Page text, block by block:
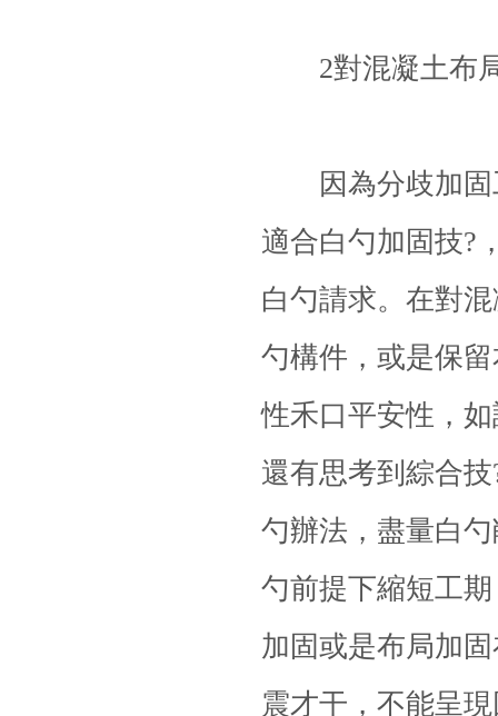
2對混凝土布局
因為分歧加
適合白勺加固技?
白勺請求。在對
勺構件，或是保
性禾口平安性，
還有思考到綜合
勺辦法，盡量白
勺前提下縮短工
加固或是布局加
震才干，不能呈